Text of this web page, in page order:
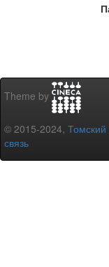
Theme by
© 2015-2024, Томский
связь